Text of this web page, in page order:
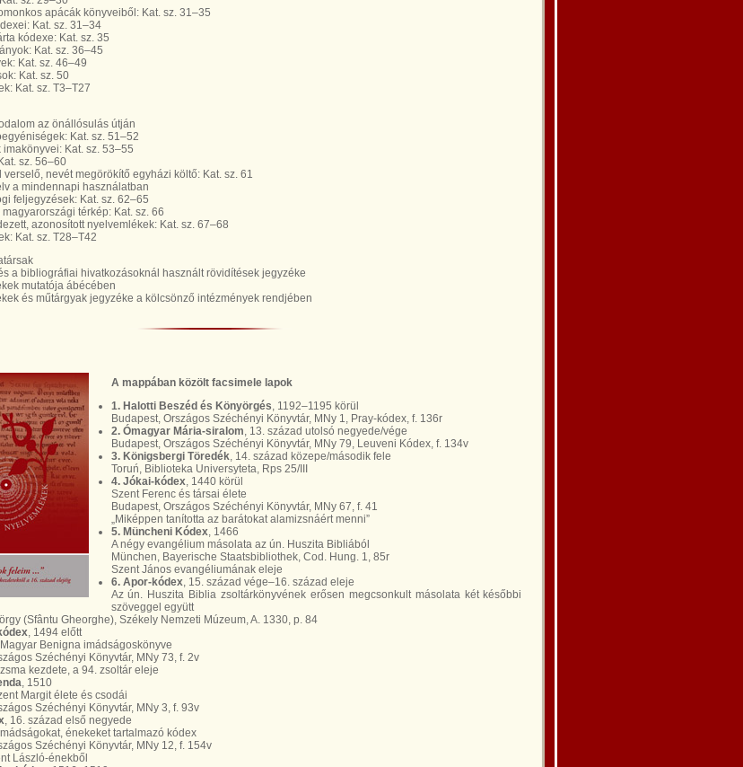
apácák könyveiből: Kat. sz. 31–35
Kat. sz. 31–34
kódexe: Kat. sz. 35
Kat. sz. 36–45
Kat. sz. 46–49
Kat. sz. 50
Kat. sz. T3–T27
az önállósulás útján
Kat. sz. 51–52
Kat. sz. 53–55
sz. 56–60
verselő, nevét megörökítő egyházi költő: Kat. sz. 61
a mindennapi használatban
feljegyzések: Kat. sz. 62–65
térkép: Kat. sz. 66
azonosított nyelvemlékek: Kat. sz. 67–68
Kat. sz. T28–T42
a bibliográfiai hivatkozásoknál használt rövidítések jegyzéke
mutatója ábécében
és műtárgyak jegyzéke a kölcsönző intézmények rendjében
A mappában közölt facsimele lapok
1. Halotti Beszéd és Könyörgés, 1192–1195 körül
Budapest, Országos Széchényi Könyvtár, MNy 1, Pray-kódex, f. 136r
2. Ómagyar Mária-siralom, 13. század utolsó negyede/vége
Budapest, Országos Széchényi Könyvtár, MNy 79, Leuveni Kódex, f. 134v
3. Königsbergi Töredék, 14. század közepe/második fele
Toruń, Biblioteka Universyteta, Rps 25/III
4. Jókai-kódex, 1440 körül
Szent Ferenc és társai élete
Budapest, Országos Széchényi Könyvtár, MNy 67, f. 41
„Miképpen tanította az barátokat alamizsnáért menni”
5. Müncheni Kódex, 1466
A négy evangélium másolata az ún. Huszita Bibliából
München, Bayerische Staatsbibliothek, Cod. Hung. 1, 85r
Szent János evangéliumának eleje
6. Apor-kódex, 15. század vége–16. század eleje
Az ún. Huszita Biblia zsoltárkönyvének erősen megcsonkult másolata két későbbi
szöveggel együtt
(Sfântu Gheorghe), Székely Nemzeti Múzeum, A. 1330, p. 84
, 1494 előtt
Benigna imádságoskönyve
Széchényi Könyvtár, MNy 73, f. 2v
kezdete, a 94. zsoltár eleje
, 1510
Margit élete és csodái
Széchényi Könyvtár, MNy 3, f. 93v
, 16. század első negyede
énekeket tartalmazó kódex
Széchényi Könyvtár, MNy 12, f. 154v
László-énekből